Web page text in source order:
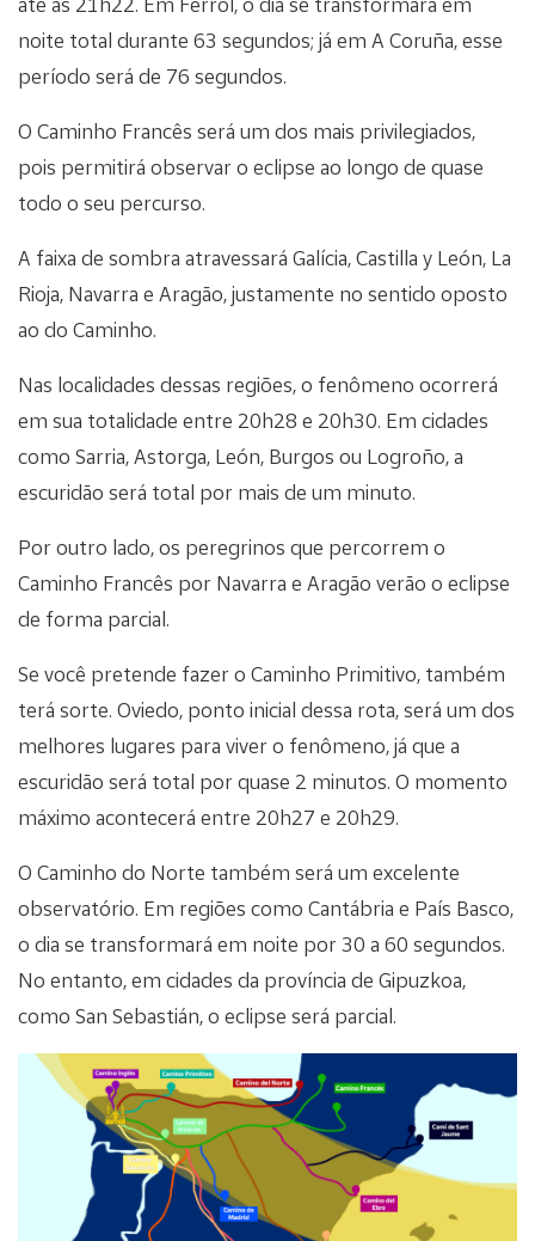
noite total durante 63 segundos; já em A Coruña, esse
período será de 76 segundos.
O Caminho Francês será um dos mais privilegiados,
pois permitirá observar o eclipse ao longo de quase
todo o seu percurso.
A faixa de sombra atravessará Galícia, Castilla y León, La
Rioja, Navarra e Aragão, justamente no sentido oposto
ao do Caminho.
Nas localidades dessas regiões, o fenômeno ocorrerá
em sua totalidade entre 20h28 e 20h30. Em cidades
como Sarria, Astorga, León, Burgos ou Logroño, a
escuridão será total por mais de um minuto.
Por outro lado, os peregrinos que percorrem o
Caminho Francês por Navarra e Aragão verão o eclipse
de forma parcial.
Se você pretende fazer o Caminho Primitivo, também
terá sorte. Oviedo, ponto inicial dessa rota, será um dos
melhores lugares para viver o fenômeno, já que a
escuridão será total por quase 2 minutos. O momento
máximo acontecerá entre 20h27 e 20h29.
O Caminho do Norte também será um excelente
observatório. Em regiões como Cantábria e País Basco,
o dia se transformará em noite por 30 a 60 segundos.
No entanto, em cidades da província de Gipuzkoa,
como San Sebastián, o eclipse será parcial.